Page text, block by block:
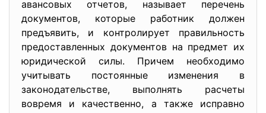
авансовых отчетов, называет перечень
документов, которые работник должен
предъявить, и контролирует правильность
предоставленных документов на предмет их
юридической силы. Причем необходимо
учитывать постоянные изменения в
законодательстве, выполнять расчеты
вовремя и качественно, а также исправно